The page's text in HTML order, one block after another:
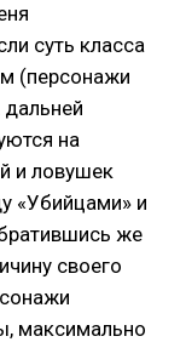
суть класса
(персонажи
на
и ловушек
«Убийцами» и
же
своего
максимально